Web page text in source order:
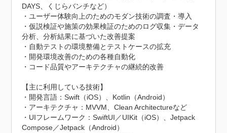
DAYS、くじらバンチなど）
・ユーザー体験向上のためのモダン技術の調査・導入
・仮説検証や施策の効果検証のためのログ収集・データ
分析、分析結果に基づいた改善提案
・自動テストの環境整備とテストケースの拡充
・開発環境改善のための各種自動化
・コード品質やアーキテクチャの継続的改善
【主に利用している技術】
・開発言語：Swift（iOS）、Kotlin（Android）
・アーキテクチャ：MVVM、Clean Architectureなど
・UIフレームワーク：SwiftUI／UIKit（iOS）、Jetpack
Compose／Jetpack（Android）